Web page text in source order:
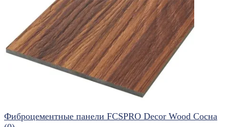
избранное сравнить
Фиброцементные панели FCSPRO Decor Wood Сосна